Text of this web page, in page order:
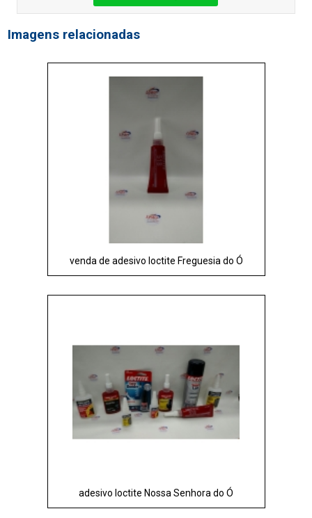
Imagens relacionadas
venda de adesivo loctite Freguesia do Ó
adesivo loctite Nossa Senhora do Ó